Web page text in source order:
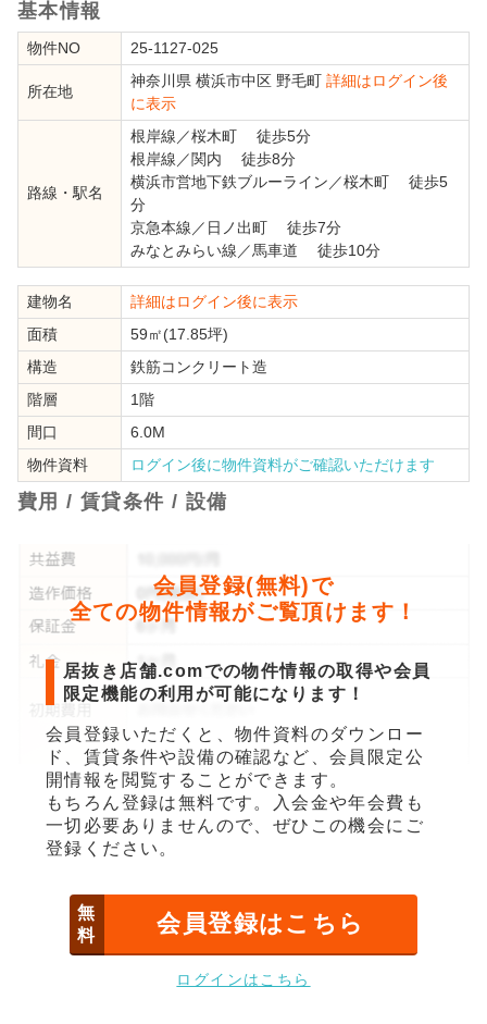
基本情報
物件NO 25-1127-025
所在地
神奈川県 横浜市中区 野毛町 詳細はログイン後
に表示
路線・駅名
根岸線 ／桜木町 徒歩5分
根岸線 ／関内 徒歩8分
横浜市営地下鉄ブルーライン ／桜木町 徒歩5
分
京急本線 ／ 日ノ出町 徒歩7分
みなとみらい線 ／馬車道 徒歩10分
建物名
詳細はログイン後に表示
面積
59㎡(17.85坪)
構造
鉄筋コンクリート造
階層
1階
間口
6.0M
物件資料
ログイン後に物件資料がご確認いただけます
費用 / 賃貸条件 / 設備
会員登録(無料)で
全ての物件情報がご覧頂けます！
居抜き店舗.comでの物件情報の取得や会員
限定機能の利用が可能になります！
会員登録いただくと、物件資料のダウンロー
ド、賃貸条件や設備の確認など、会員限定公
開情報を閲覧することができます。
もちろん登録は無料です。入会金や年会費も
一切必要ありませんので、ぜひこの機会にご
登録ください。
無
料
会員登録はこちら
ログインはこちら